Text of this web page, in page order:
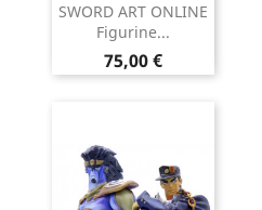
SWORD ART ONLINE
Figurine...
Prix
75,00 €